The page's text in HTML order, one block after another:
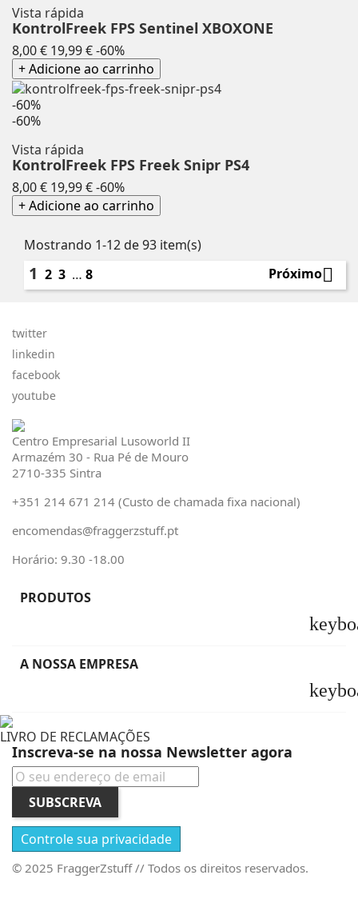
Vista rápida
KontrolFreek FPS Sentinel XBOXONE
8,00 € Preço
normal
19,99 €-60%Preço
+ Adicione ao carrinho
-60%
-60%
Vista rápida
KontrolFreek FPS Freek Snipr PS4
8,00 € Preço
normal
19,99 €-60%Preço
+ Adicione ao carrinho
Mostrando 1-12 de 93 item(s)
1 2 3 … 8 Próximo
twitter
linkedin
facebook
youtube
Centro Empresarial Lusoworld II
Armazém 30 - Rua Pé de Mouro
2710-335 Sintra
+351 214 671 214 (Custo de chamada fixa nacional)
encomendas@fraggerzstuff.pt
Horário: 9.30 -18.00
PRODUTOS
A NOSSA EMPRESA
LIVRO DE RECLAMAÇÕES
Inscreva-se na nossa Newsletter agora
SUBSCREVA
Controle sua privacidade
© 2025 FraggerZstuff // Todos os direitos reservados.